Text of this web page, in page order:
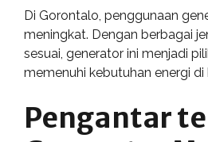
Di Gorontalo, penggunaan
meningkat. Dengan berbagai
sesuai, generator ini menjadi
memenuhi kebutuhan energi di
Pengantar